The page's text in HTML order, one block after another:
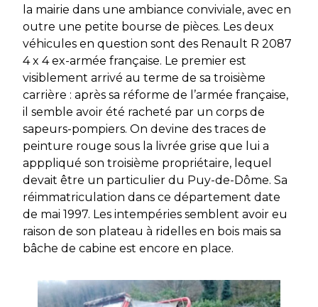
la mairie dans une ambiance conviviale, avec en
outre une petite bourse de pièces. Les deux
véhicules en question sont des Renault R 2087
4 x 4 ex-armée française. Le premier est
visiblement arrivé au terme de sa troisième
carrière : après sa réforme de l’armée française,
il semble avoir été racheté par un corps de
sapeurs-pompiers. On devine des traces de
peinture rouge sous la livrée grise que lui a
apppliqué son troisième propriétaire, lequel
devait être un particulier du Puy-de-Dôme. Sa
réimmatriculation dans ce département date
de mai 1997. Les intempéries semblent avoir eu
raison de son plateau à ridelles en bois mais sa
bâche de cabine est encore en place.